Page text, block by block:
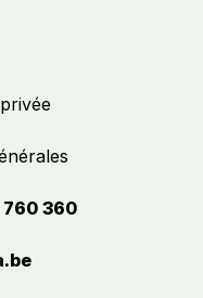
760 360